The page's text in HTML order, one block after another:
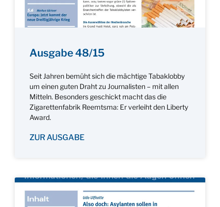
Ausgabe 48/15
Seit Jahren bemüht sich die mächtige Tabaklobby
um einen guten Draht zu Journalisten – mit allen
Mitteln. Besonders geschickt macht das die
Zigarettenfabrik Reemtsma: Er verleiht den Liberty
Award.
ZUR AUSGABE